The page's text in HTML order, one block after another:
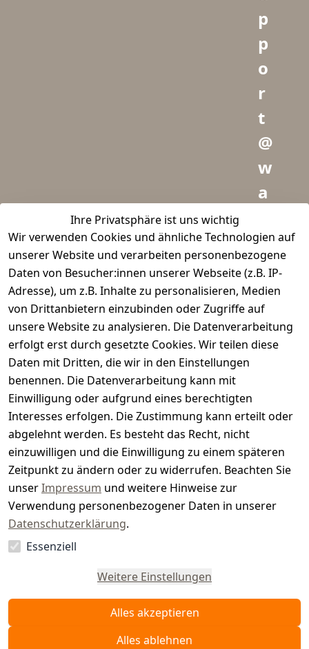
Ihre Privatsphäre ist uns wichtig
Wir verwenden Cookies und ähnliche Technologien auf
unserer Website und verarbeiten personenbezogene
Daten von Besucher:innen unserer Webseite (z.B. IP-
Adresse), um z.B. Inhalte zu personalisieren, Medien
von Drittanbietern einzubinden oder Zugriffe auf
unsere Website zu analysieren. Die Datenverarbeitung
erfolgt erst durch gesetzte Cookies. Wir teilen diese
Daten mit Dritten, die wir in den Einstellungen
benennen. Die Datenverarbeitung kann mit
Einwilligung oder aufgrund eines berechtigten
Interesses erfolgen. Die Zustimmung kann erteilt oder
abgelehnt werden. Es besteht das Recht, nicht
einzuwilligen und die Einwilligung zu einem späteren
Zeitpunkt zu ändern oder zu widerrufen. Beachten Sie
unserImpressum und weitere Hinweise zur
Verwendung personenbezogener Daten in unserer
Datenschutzerklärung.
Essenziell
Weitere Einstellungen
Alles akzeptieren
Alles ablehnen
p
p
o
r
t
@
w
a
d
m
e
i
s
r.
e
Vertrag
widerrufen